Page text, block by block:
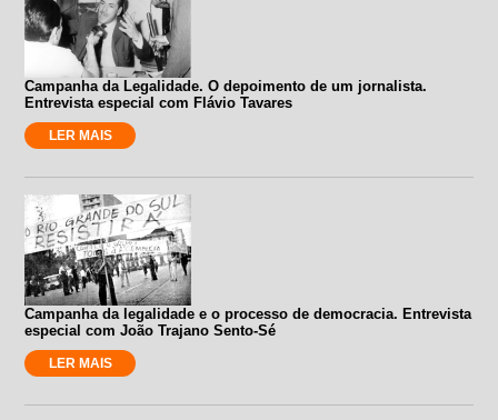
Campanha da Legalidade. O depoimento de um jornalista.
Entrevista especial com Flávio Tavares
LER MAIS
Campanha da legalidade e o processo de democracia. Entrevista
especial com João Trajano Sento-Sé
LER MAIS